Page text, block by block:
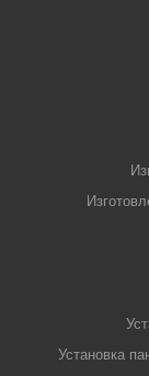
Установка